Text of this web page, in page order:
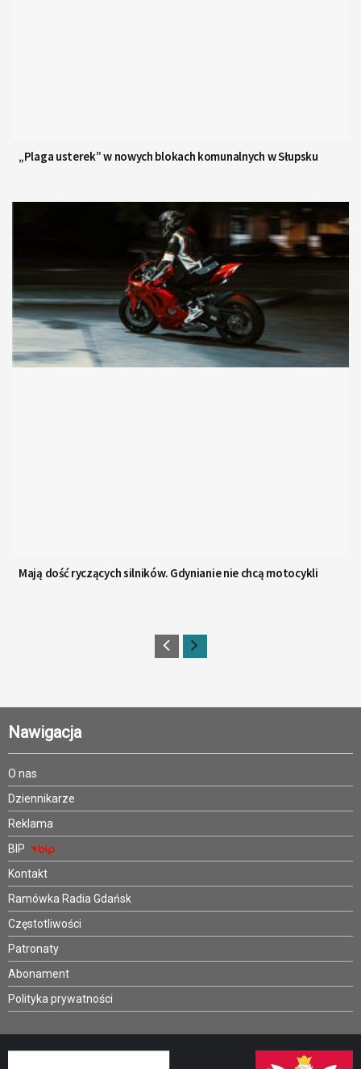
„Plaga usterek” w nowych blokach komunalnych w Słupsku
Mają dość ryczących silników. Gdynianie nie chcą motocykli
Nawigacja
O nas
Dziennikarze
Reklama
BIP
Kontakt
Ramówka Radia Gdańsk
Częstotliwości
Patronaty
Abonament
Polityka prywatności